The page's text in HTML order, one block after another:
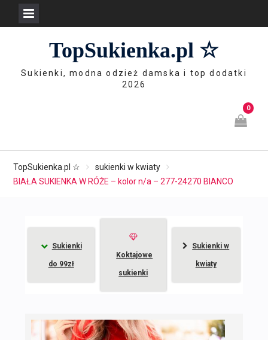
TopSukienka.pl ☆
Sukienki, modna odzież damska i top dodatki
2026
0
TopSukienka.pl ☆
sukienki w kwiaty
BIAŁA SUKIENKA W RÓŻE – kolor n/a – 277-24270 BIANCO
Sukienki
do 99zł
Koktajowe
sukienki
Sukienki w
kwiaty